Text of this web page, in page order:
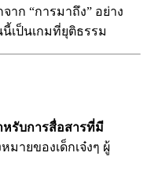
าก “การมาถึง” อย่าง
เป็นเกมที่ยุติธรรม
หรับการสื่อสารที่มี
มายของเด็กเจ๋งๆ ผู้